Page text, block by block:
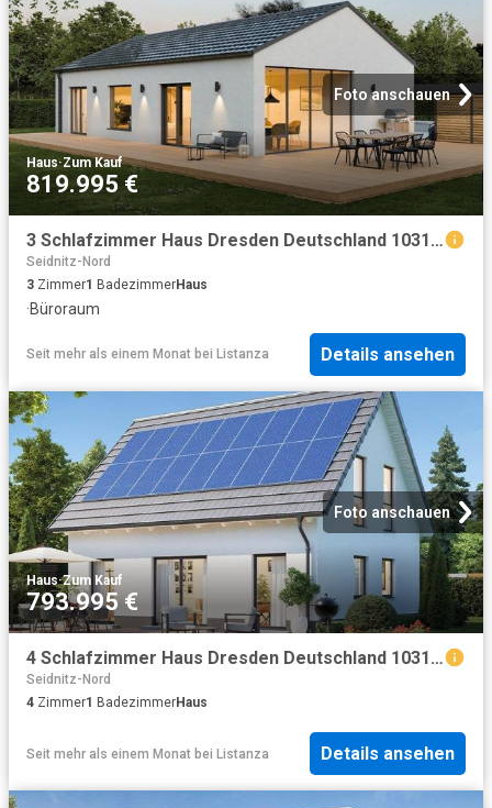
Foto anschauen
Haus·Zum Kauf
819.995 €
3 Schlafzimmer Haus Dresden Deutschland 103180702
Seidnitz-Nord
3 Zimmer1 BadezimmerHaus
·Büroraum
Seit mehr als einem Monat bei Listanza Details ansehen
Foto anschauen
Haus·Zum Kauf
793.995 €
4 Schlafzimmer Haus Dresden Deutschland 103180701
Seidnitz-Nord
4 Zimmer1 BadezimmerHaus
Seit mehr als einem Monat bei Listanza Details ansehen